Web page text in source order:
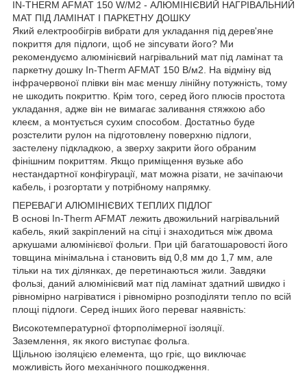
IN-THERM AFMAT 150 W/M2 - АЛЮМІНІЄВИЙ НАГРІВАЛЬНИЙ
МАТ ПІД ЛАМІНАТ І ПАРКЕТНУ ДОШКУ
Який електрообігрів вибрати для укладання під дерев'яне
покриття для підлоги, щоб не зіпсувати його? Ми
рекомендуємо алюмінієвий нагрівальний мат під ламінат та
паркетну дошку In-Therm AFMAT 150 В/м2. На відміну від
інфрачервоної плівки він має меншу лінійну потужність, тому
не шкодить покриттю. Крім того, серед його плюсів простота
укладання, адже він не вимагає заливання стяжкою або
клеєм, а монтується сухим способом. Достатньо буде
розстелити рулон на підготовлену поверхню підлоги,
застелену підкладкою, а зверху закрити його обраним
фінішним покриттям. Якщо приміщення вузьке або
нестандартної конфігурації, мат можна різати, не зачіпаючи
кабель, і розгортати у потрібному напрямку.
ПЕРЕВАГИ АЛЮМІНІЄВИХ ТЕПЛИХ ПІДЛОГ
В основі In-Therm AFMAT лежить двожильний нагрівальний
кабель, який закріплений на сітці і знаходиться між двома
аркушами алюмінієвої фольги. При цій багатошаровості його
товщина мінімальна і становить від 0,8 мм до 1,7 мм, але
тільки на тих ділянках, де перетинаються жили. Завдяки
фользі, даний алюмінієвий мат під ламінат здатний швидко і
рівномірно нагріватися і рівномірно розподіляти тепло по всій
площі підлоги. Серед інших його переваг наявність:
Високотемпературної фторполімерної ізоляції.
Заземлення, як якого виступає фольга.
Щільною ізоляцією елемента, що гріє, що виключає
можливість його механічного пошкодження.